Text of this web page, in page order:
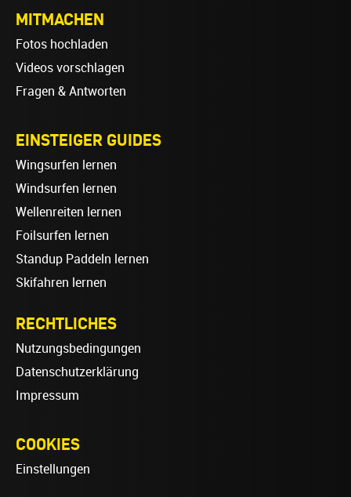
MITMACHEN
Fotos hochladen
Videos vorschlagen
Fragen & Antworten
EINSTEIGER GUIDES
Wingsurfen lernen
Windsurfen lernen
Wellenreiten lernen
Foilsurfen lernen
Standup Paddeln lernen
Skifahren lernen
RECHTLICHES
Nutzungsbedingungen
Datenschutzerklärung
Impressum
COOKIES
Einstellungen